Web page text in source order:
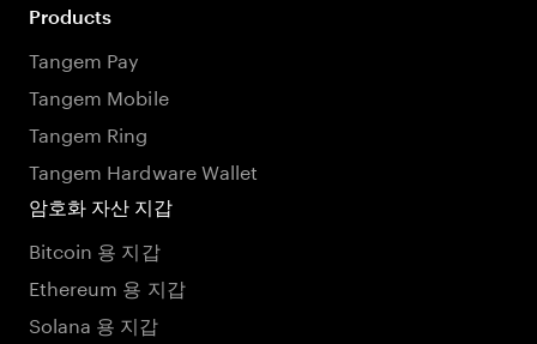
Products
Tangem Pay
Tangem Mobile
Tangem Ring
Tangem Hardware Wallet
암호화 자산 지갑
Bitcoin 용 지갑
Ethereum 용 지갑
Solana 용 지갑